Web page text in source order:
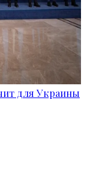
для Украины